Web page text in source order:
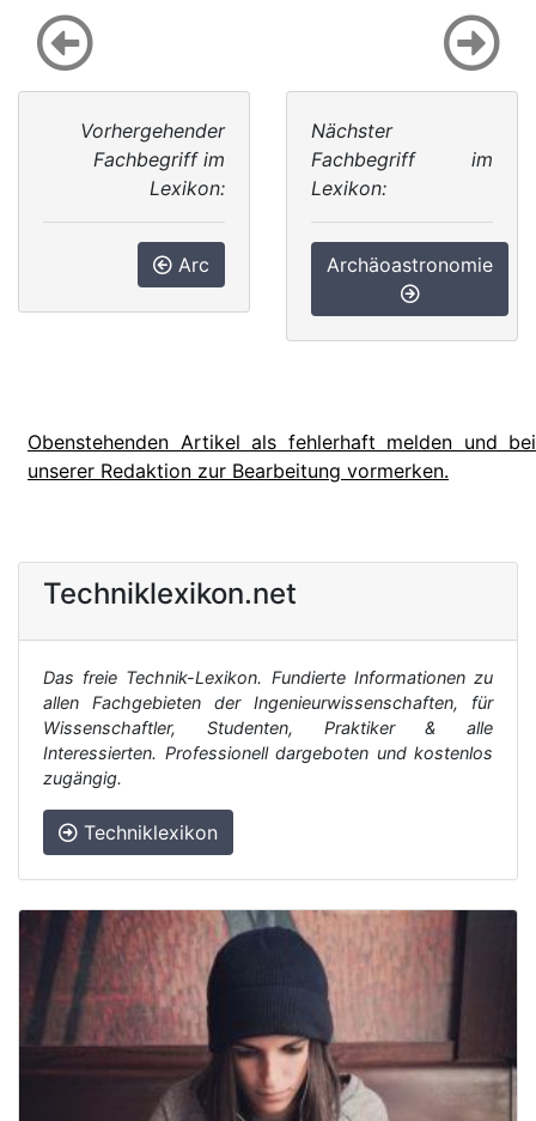
Vorhergehender
Fachbegriff im
Lexikon:
Arc
Nächster
Fachbegriff im
Lexikon:
Archäoastronomie
Obenstehenden Artikel als fehlerhaft melden und bei
unserer Redaktion zur Bearbeitung vormerken.
Techniklexikon.net
Das freie Technik-Lexikon. Fundierte Informationen zu
allen Fachgebieten der Ingenieurwissenschaften, für
Wissenschaftler, Studenten, Praktiker & alle
Interessierten. Professionell dargeboten und kostenlos
zugängig.
Techniklexikon